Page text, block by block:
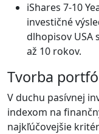
iShares 7-10
investičné
dlhopisov USA
až 10 rokov.
Tvorba
V duchu pasívnej
indexom na
najkľúčovejšie